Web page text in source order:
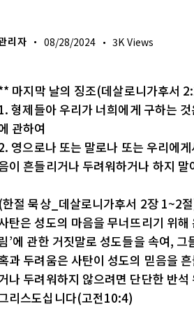
리자 08/28/2024 3K Views
마지막 날의 징조(데살로니가후서
형제들아 우리가 너희에게 구하는
관하여
영으로나 또는 말로나 또는 우리에
이 흔들리거나 두려워하거나 하지
(한절 묵상_데살로니가후서 2장 1~2
탄은 성도의 마음을 무너뜨리기 위
’에 관한 거짓말로 성도들을 속여,
과 두려움은 사탄이 성도의 믿음을
나 두려워하지 않으려면 단단한 반
리스도십니다(고전10:4)